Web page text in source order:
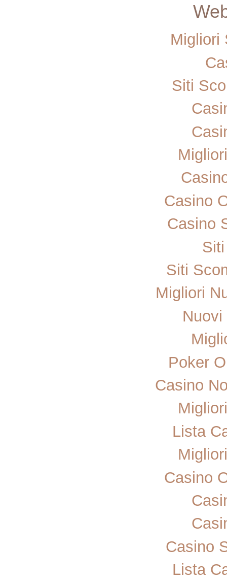
Migliori
Siti
Casino
Casino
Siti
Migliori
Poker
Casino
Lista
Casino
Casino
Lista